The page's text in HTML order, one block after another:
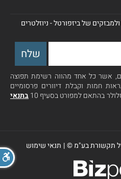
של ביזפורטל - ניוזלטרים
אשר כל אחד מהווה רשימת תפוצה
חמות וקבלת דיוורים פרסומיים
בהתאם למפורט בסעיף 10
בתנאי
תקשורת בע"מ ©| תנאי שימוש